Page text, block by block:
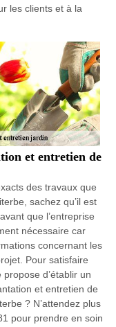
les clients et à la
et entretien de
des travaux que
sachez qu’il est
que l’entreprise
nécessaire car
concernant les
Pour satisfaire
d’établir un
et entretien de
? N’attendez plus
pour prendre en soin